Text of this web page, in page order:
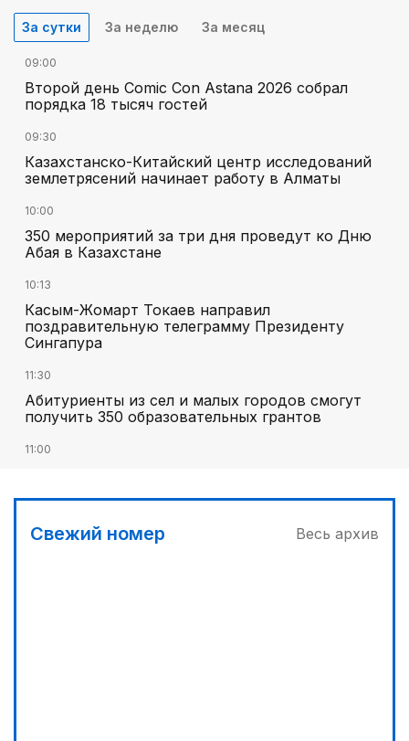
За сутки За неделю За месяц
09:00
Второй день Comic Con Astana 2026 собрал
порядка 18 тысяч гостей
09:30
Казахстанско-Китайский центр исследований
землетрясений начинает работу в Алматы
10:00
350 мероприятий за три дня проведут ко Дню
Абая в Казахстане
10:13
Касым-Жомарт Токаев направил
поздравительную телеграмму Президенту
Сингапура
11:30
Абитуриенты из сел и малых городов смогут
получить 350 образовательных грантов
11:00
МЧС запустило новые станции мониторинга
Свежий номер Весь архив